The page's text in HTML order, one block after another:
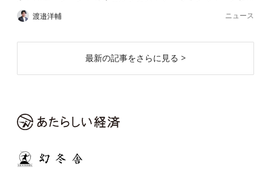
渡邉洋輔 ニュース
最新の記事をさらに見る >